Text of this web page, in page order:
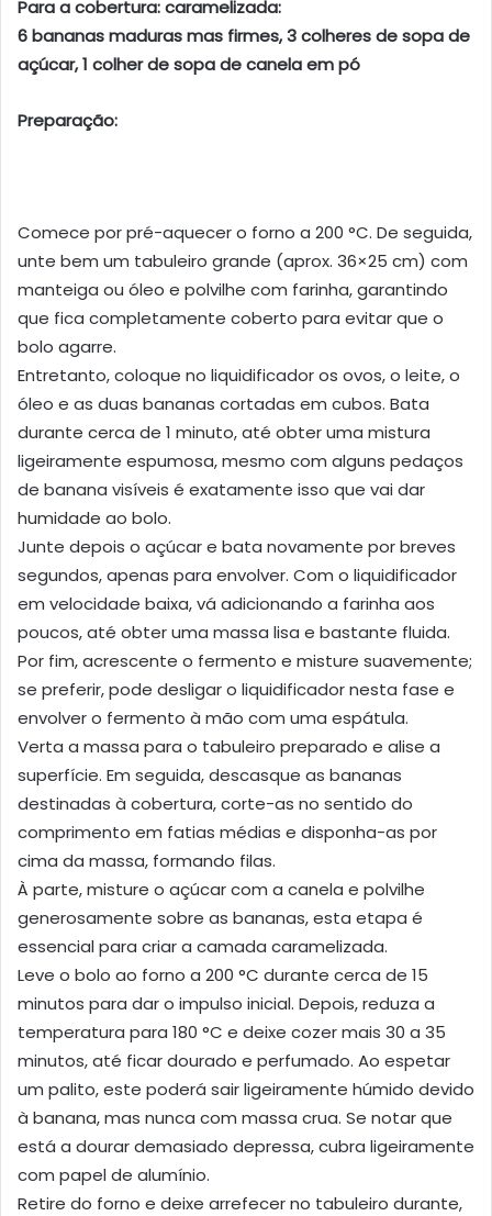
Para a cobertura: caramelizada:
6 bananas maduras mas firmes, 3 colheres de sopa de
açúcar, 1 colher de sopa de canela em pó
Preparação:
Comece por pré-aquecer o forno a 200 °C. De seguida,
unte bem um tabuleiro grande (aprox. 36×25 cm) com
manteiga ou óleo e polvilhe com farinha, garantindo
que fica completamente coberto para evitar que o
bolo agarre.
Entretanto, coloque no liquidificador os ovos, o leite, o
óleo e as duas bananas cortadas em cubos. Bata
durante cerca de 1 minuto, até obter uma mistura
ligeiramente espumosa, mesmo com alguns pedaços
de banana visíveis é exatamente isso que vai dar
humidade ao bolo.
Junte depois o açúcar e bata novamente por breves
segundos, apenas para envolver. Com o liquidificador
em velocidade baixa, vá adicionando a farinha aos
poucos, até obter uma massa lisa e bastante fluida.
Por fim, acrescente o fermento e misture suavemente;
se preferir, pode desligar o liquidificador nesta fase e
envolver o fermento à mão com uma espátula.
Verta a massa para o tabuleiro preparado e alise a
superfície. Em seguida, descasque as bananas
destinadas à cobertura, corte-as no sentido do
comprimento em fatias médias e disponha-as por
cima da massa, formando filas.
À parte, misture o açúcar com a canela e polvilhe
generosamente sobre as bananas, esta etapa é
essencial para criar a camada caramelizada.
Leve o bolo ao forno a 200 °C durante cerca de 15
minutos para dar o impulso inicial. Depois, reduza a
temperatura para 180 °C e deixe cozer mais 30 a 35
minutos, até ficar dourado e perfumado. Ao espetar
um palito, este poderá sair ligeiramente húmido devido
à banana, mas nunca com massa crua. Se notar que
está a dourar demasiado depressa, cubra ligeiramente
com papel de alumínio.
Retire do forno e deixe arrefecer no tabuleiro durante,